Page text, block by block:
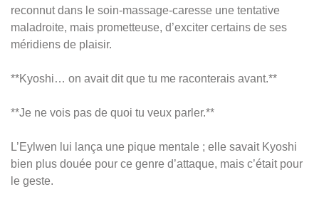
reconnut dans le soin-massage-caresse une tentative
maladroite, mais prometteuse, d’exciter certains de ses
méridiens de plaisir.
**Kyoshi… on avait dit que tu me raconterais avant.**
**Je ne vois pas de quoi tu veux parler.**
L’Eylwen lui lança une pique mentale ; elle savait Kyoshi
bien plus douée pour ce genre d’attaque, mais c’était pour
le geste.